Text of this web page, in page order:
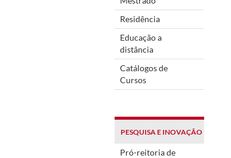
Residência
Educação a
distância
Catálogos de
Cursos
PESQUISA E INOVAÇÃO
Pró-reitoria de